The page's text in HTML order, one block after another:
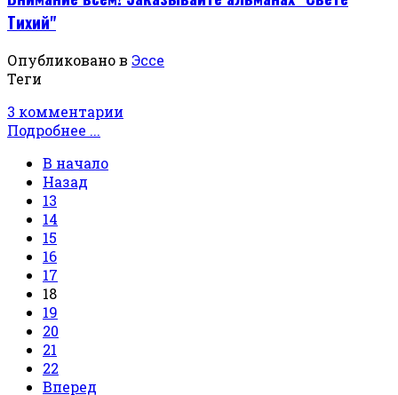
Тихий"
Опубликовано в Эссе
Теги
3 комментарии
Подробнее ...
В начало
Назад
13
14
15
16
17
18
19
20
21
22
Вперед